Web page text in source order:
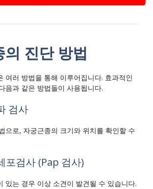
진단 방법
여러 방법을 통해 이루어집니다. 효과적인
음과 같은 방법들이 사용됩니다.
검사
으로, 자궁근종의 크기와 위치를 확인할 수
포검사 (Pap 검사)
있는 경우 이상 소견이 발견될 수 있습니다.